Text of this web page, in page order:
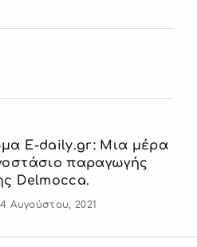
E-daily.gr: Μια μέρα
παραγωγής
Delmocca.
Αυγούστου, 2021